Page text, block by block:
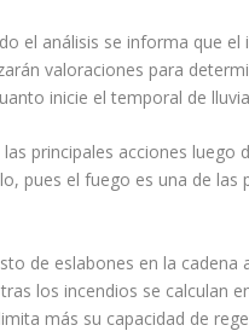
el análisis se informa que
valoraciones para
inicie el temporal de
principales acciones luego
pues el fuego es una de las
de eslabones en la cadena
los incendios se calculan
más su capacidad de